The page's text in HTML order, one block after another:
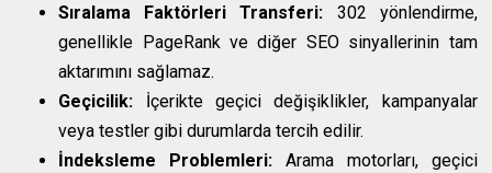
Sıralama Faktörleri Transferi: 302 yönlendirme,
genellikle PageRank ve diğer SEO sinyallerinin tam
aktarımını sağlamaz.
Geçicilik: İçerikte geçici değişiklikler, kampanyalar
veya testler gibi durumlarda tercih edilir.
İndeksleme Problemleri: Arama motorları, geçici